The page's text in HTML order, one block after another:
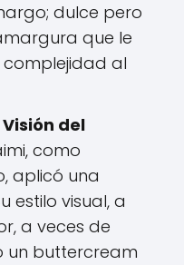
dulce pero
que le
al
del
como
aplicó una
estilo visual, a
a veces de
un buttercream